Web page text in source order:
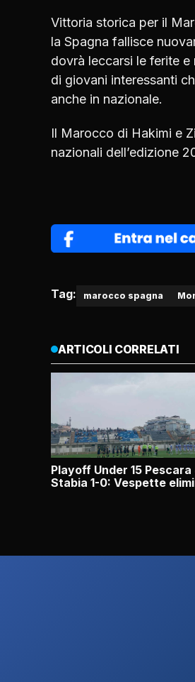
Vittoria storica per il
la Spagna fallisce
dovrà leccarsi le ferite
di giovani interessanti
anche in nazionale.
Il Marocco di Hakimi e
nazionali dell’edizione
Tag: marocco spagna
ARTICOLI CORRELATI
Playoff Under 15
Stabia 1-0: Vespette